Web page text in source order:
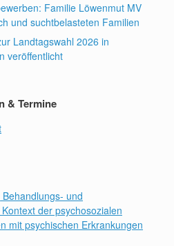
Familie Löwenmut MV
und suchtbelasteten Familien
Landtagswahl 2026 in
veröffentlicht
& Termine
und
der psychosozialen
mit psychischen Erkrankungen